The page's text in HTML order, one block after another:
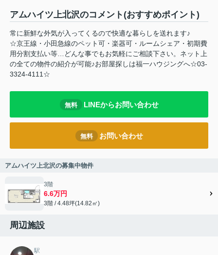
アムハイツ上北沢のコメント(おすすめポイント)
常に新鮮な外気が入ってくるので快適な暮らしを送れます♪
☆京王線・小田急線のペット可・楽器可・ルームシェア・初期費
用分割支払い等…どんな事でもお気軽にご相談下さい。ネット上
の全ての物件の紹介が可能♪お部屋探しは福一ハウジングへ☆03-
3324-4111☆
無料 LINEからお問い合わせ
無料 お問い合わせ
アムハイツ上北沢の募集中物件
3階
6.6万円
3階 / 4.48坪(14.82㎡)
周辺施設
駅